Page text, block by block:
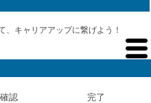
、キャリアアップに繋げよう！
認 完了